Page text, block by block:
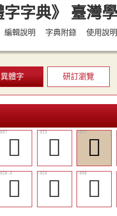
編輯說明 字典附錄 使用說明
異體字 研訂瀏覽
𨳡 󶖿 󶗁
󶗄 󶗀 󶖲